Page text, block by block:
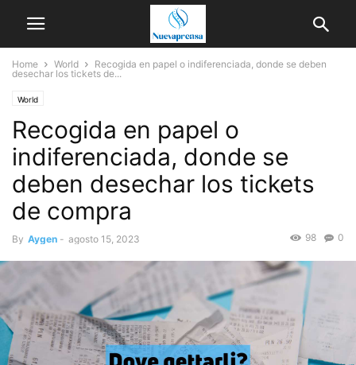
Home World
Recogida en papel o indiferenciada, donde se deben
desechar los tickets de...
World
Recogida en papel o
indiferenciada, donde se
deben desechar los tickets
de compra
By Aygen - agosto 15, 2023 0
98